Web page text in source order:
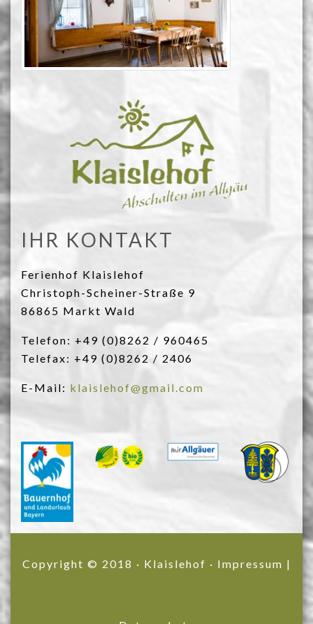
IHR KONTAKT
Ferienhof Klaislehof
Christoph-Scheiner-Straße 9
86865 Markt Wald
Telefon: +49 (0)8262 / 960465
Telefax: +49 (0)8262 / 2406
E-Mail: klaislehof@gmail.com
Copyright © 2018 · Klaislehof · Impressum |